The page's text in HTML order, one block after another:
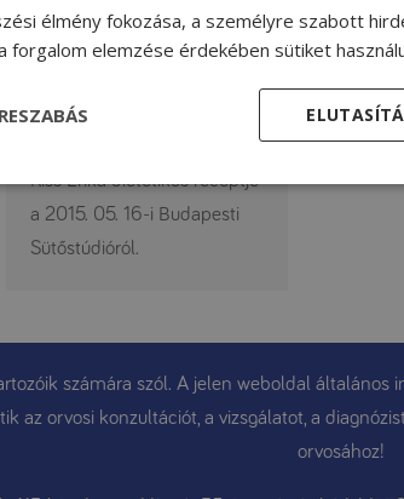
káposztasaláta)
Kiss Erika dietetikus receptje
a 2015. 05. 16-i Budapesti
Sütőstúdióról.
számára szól. A jelen weboldal
az orvosi konzultációt, a vizsgálatot, a
orvosához!
élmény fokozása, a személyre szabott
forgalom elemzése érdekében sütiket